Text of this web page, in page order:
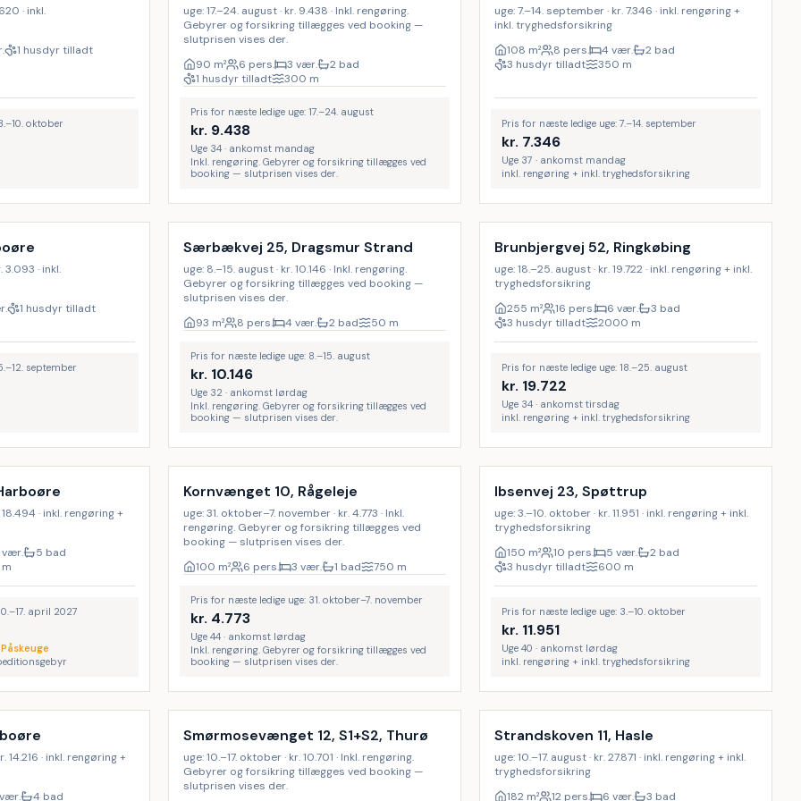
· inkl.
1 husdyr tilladt
oktober
uge: 17.–24. august · kr. 9.438 · Inkl. rengøring.
Gebyrer og forsikring tillægges ved booking —
slutprisen vises der.
90 m² 6 pers. 3 vær.
2 bad
1 husdyr tilladt
300 m
Pris for næste ledige uge: 17.–24. august
kr. 9.438
Uge 34 · ankomst mandag
Inkl. rengøring. Gebyrer og forsikring tillægges ved
booking — slutprisen vises der.
uge: 7.–14. september · kr. 7.346 · inkl. rengøring +
inkl. tryghedsforsikring
108 m² 8 pers. 4 vær.
2 bad
3 husdyr tilladt
350 m
Pris for næste ledige uge: 7.–14. september
kr. 7.346
Uge 37 · ankomst mandag
inkl. rengøring + inkl. tryghedsforsikring
3.093 · inkl.
1 husdyr tilladt
september
Inkl. rengøring
Særbækvej 25, Dragsmur Strand
uge: 8.–15. august · kr. 10.146 · Inkl. rengøring.
Gebyrer og forsikring tillægges ved booking —
slutprisen vises der.
93 m² 8 pers. 4 vær. 2 bad 50 m
Pris for næste ledige uge: 8.–15. august
kr. 10.146
Uge 32 · ankomst lørdag
Inkl. rengøring. Gebyrer og forsikring tillægges ved
booking — slutprisen vises der.
Inkl. rengøring
Brunbjergvej 52, Ringkøbing
uge: 18.–25. august · kr. 19.722 · inkl. rengøring + inkl.
tryghedsforsikring
255 m² 16 pers. 6 vær.
3 bad
3 husdyr tilladt
2000 m
Pris for næste ledige uge: 18.–25. august
kr. 19.722
Uge 34 · ankomst tirsdag
inkl. rengøring + inkl. tryghedsforsikring
18.494 · inkl. rengøring +
vær.
5 bad
m
april 2027
Påskeuge
Inkl. rengøring
Kornvænget 10, Rågeleje
uge: 31. oktober–7. november · kr. 4.773 · Inkl.
rengøring. Gebyrer og forsikring tillægges ved
booking — slutprisen vises der.
100 m² 6 pers. 3 vær. 1 bad 750 m
Pris for næste ledige uge: 31. oktober–7. november
kr. 4.773
Uge 44 · ankomst lørdag
Inkl. rengøring. Gebyrer og forsikring tillægges ved
booking — slutprisen vises der.
Inkl. rengøring
Ibsenvej 23, Spøttrup
uge: 3.–10. oktober · kr. 11.951 · inkl. rengøring + inkl.
tryghedsforsikring
150 m² 10 pers. 5 vær.
2 bad
3 husdyr tilladt
600 m
Pris for næste ledige uge: 3.–10. oktober
kr. 11.951
Uge 40 · ankomst lørdag
inkl. rengøring + inkl. tryghedsforsikring
14.216 · inkl. rengøring +
4 bad
Inkl. rengøring
Smørmosevænget 12, S1+S2, Thurø
uge: 10.–17. oktober · kr. 10.701 · Inkl. rengøring.
Gebyrer og forsikring tillægges ved booking —
slutprisen vises der.
Inkl. rengøring
Strandskoven 11, Hasle
uge: 10.–17. august · kr. 27.871 · inkl. rengøring + inkl.
tryghedsforsikring
182 m² 12 pers. 6 vær. 3 bad